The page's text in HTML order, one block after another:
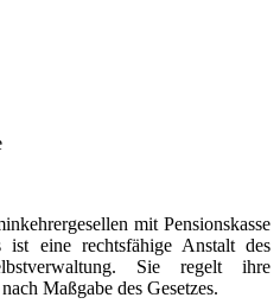
mit Pensionskasse
ist eine rechtsfähige Anstalt des
Sie regelt ihre
Maßgabe des Gesetzes.